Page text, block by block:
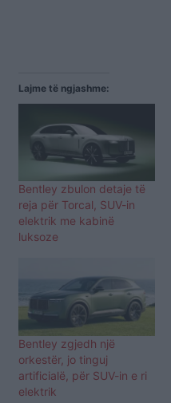
Lajme të ngjashme:
Bentley zbulon detaje të
reja për Torcal, SUV-in
elektrik me kabinë
luksoze
Bentley zgjedh një
orkestër, jo tinguj
artificialë, për SUV-in e ri
elektrik